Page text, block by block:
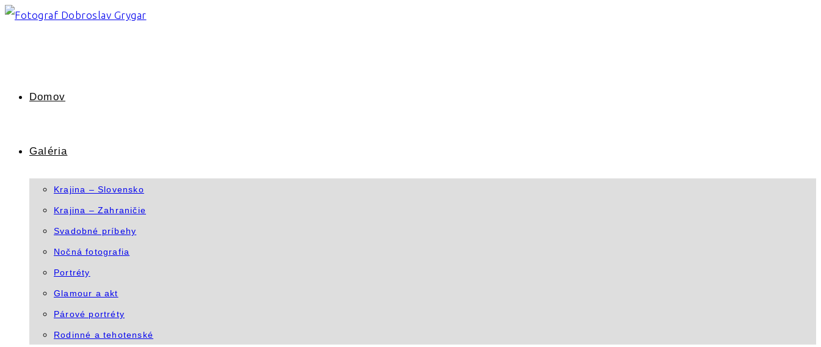
Skip
Domov
Galéria
Krajina – Slovensko
Krajina – Zahraničie
Svadobné príbehy
Nočná fotografia
Portréty
Glamour a akt
Párové portréty
Rodinné a tehotenské